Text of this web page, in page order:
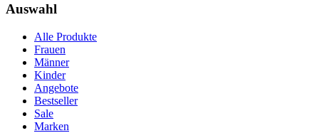
Auswahl
Alle Produkte
Frauen
Männer
Kinder
Angebote
Bestseller
Sale
Marken